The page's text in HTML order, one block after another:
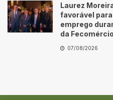
Laurez
favorável
emprego
da Fecomércio
07/08/2026